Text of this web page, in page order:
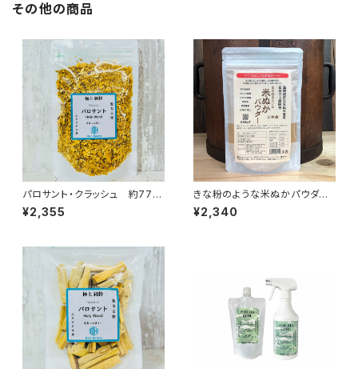
その他の商品
パロサント・クラッシュ 約77g
以上
¥2,355
きな粉のような米ぬかパウダー
150g
¥2,340